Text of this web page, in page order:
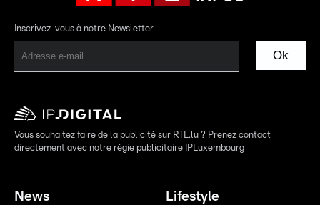
Inscrivez-vous à notre Newsletter
Ok
Vous souhaitez faire de la publicité sur RTL.lu ? Prenez contact
directement avec notre régie publicitaire IPLuxembourg
News Lifestyle